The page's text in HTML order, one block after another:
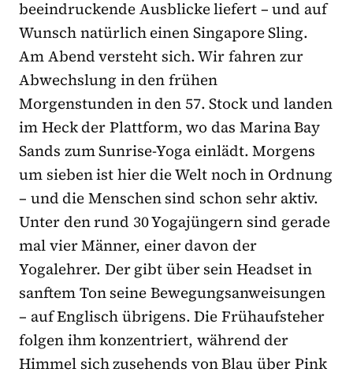
beeindruckende Ausblicke liefert – und auf
Wunsch natürlich einen Singapore Sling.
Am Abend versteht sich. Wir fahren zur
Abwechslung in den frühen
Morgenstunden in den 57. Stock und landen
im Heck der Plattform, wo das Marina Bay
Sands zum Sunrise-Yoga einlädt. Morgens
um sieben ist hier die Welt noch in Ordnung
– und die Menschen sind schon sehr aktiv.
Unter den rund 30 Yogajüngern sind gerade
mal vier Männer, einer davon der
Yogalehrer. Der gibt über sein Headset in
sanftem Ton seine Bewegungsanweisungen
– auf Englisch übrigens. Die Frühaufsteher
folgen ihm konzentriert, während der
Himmel sich zusehends von Blau über Pink